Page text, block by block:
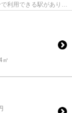
利用できる駅がありま
㎡